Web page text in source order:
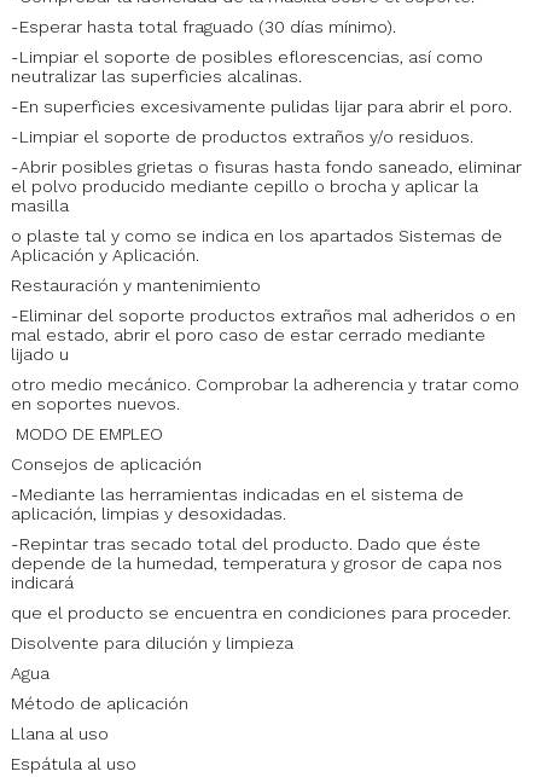
-Esperar hasta total fraguado (30 días mínimo).
-Limpiar el soporte de posibles eflorescencias, así como
neutralizar las superficies alcalinas.
-En superficies excesivamente pulidas lijar para abrir el poro.
-Limpiar el soporte de productos extraños y/o residuos.
-Abrir posibles grietas o fisuras hasta fondo saneado, eliminar
el polvo producido mediante cepillo o brocha y aplicar la
masilla
o plaste tal y como se indica en los apartados Sistemas de
Aplicación y Aplicación.
Restauración y mantenimiento
-Eliminar del soporte productos extraños mal adheridos o en
mal estado, abrir el poro caso de estar cerrado mediante
lijado u
otro medio mecánico. Comprobar la adherencia y tratar como
en soportes nuevos.
MODO DE EMPLEO
Consejos de aplicación
-Mediante las herramientas indicadas en el sistema de
aplicación, limpias y desoxidadas.
-Repintar tras secado total del producto. Dado que éste
depende de la humedad, temperatura y grosor de capa nos
indicará
que el producto se encuentra en condiciones para proceder.
Disolvente para dilución y limpieza
Agua
Método de aplicación
Llana al uso
Espátula al uso